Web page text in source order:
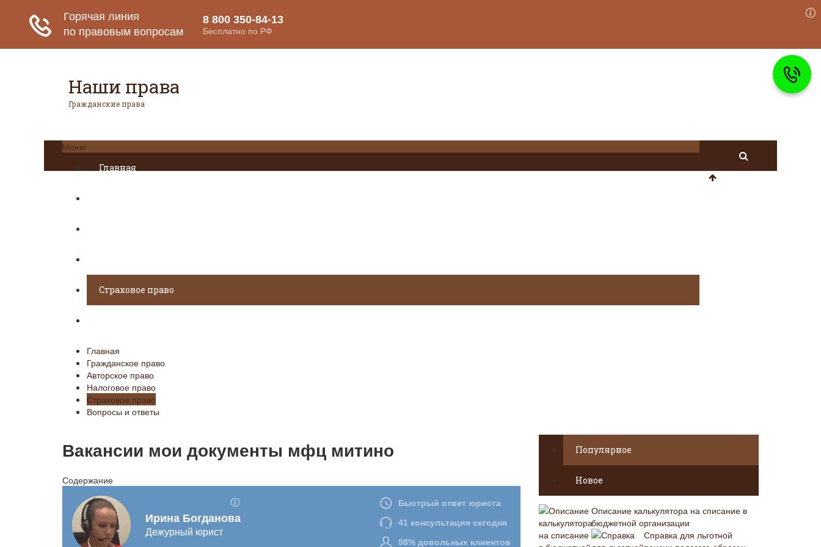
Наши права
Гражданские права
Меню
Главная
Страховое право
Главная
Гражданское право
Авторское право
Налоговое право
Страховое право
Вопросы и ответы
Вакансии мои документы мфц митино
Содержание
Популярное
Новое
Описание калькулятора на списание в
бюджетной организации
Справка для льготной